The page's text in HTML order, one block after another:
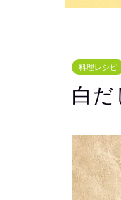
料理レシピ
白だ